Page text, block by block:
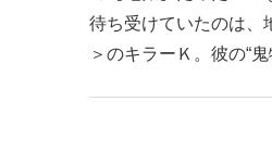
待ち受けていたのは、
＞のキラーＫ。彼の“